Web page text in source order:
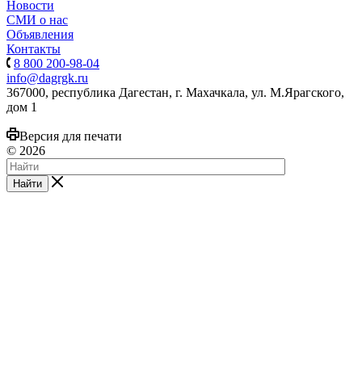
Новости
СМИ о нас
Объявления
Контакты
8 800 200-98-04
info@dagrgk.ru
367000, республика Дагестан, г. Махачкала, ул. М.Ярагского,
дом 1
Версия для печати
© 2026
Найти